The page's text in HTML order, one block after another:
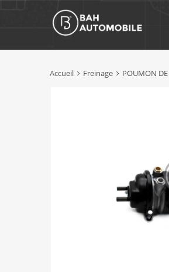
Accueil Freinage POUMON DE